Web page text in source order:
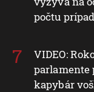
počtu
VIDEO:
parlamente
kapybár